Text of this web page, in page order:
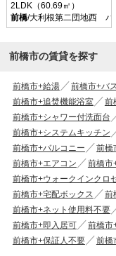
2LDK（60.69㎡）
前橋/大利根第二団地西 バ
前橋市の賃貸を探す
前橋市+給湯 前橋市+バ
前橋市+追焚機能浴室
前
前橋市+シャワー付洗面台
前橋市+システムキッチン
前橋市+バルコニー
前橋
前橋市+エアコン
前橋市
前橋市+ウォークインクロ
前橋市+宅配ボックス
前
前橋市+ネット使用料不要
前橋市+即入居可
前橋市
前橋市+保証人不要
前橋